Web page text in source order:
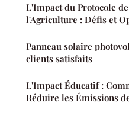
L'Impact du Protocole
l'Agriculture : Défis et
Panneau solaire
clients satisfaits
L'Impact Éducatif :
Réduire les Émissions